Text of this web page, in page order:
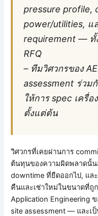
pressure profile,
power/utilities, แ
requirement — ทั้
RFQ
– ทีมวิศวกรของ
assessment ร่วม
ให้การ spec เครื่
ตั้งแต่ต้น
วิศวกรที่เคยผ่านการ
ต้นทุนของความผิดพลาดนั้น
downtime ที่ยืดออกไป, แล
คืนและเช่าใหม่ในขนาดที่ถู
Application Engineering
site assessment — และเ